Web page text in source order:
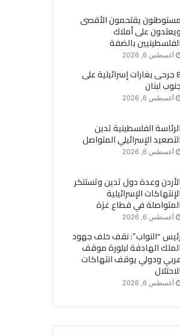
مستوطنون يقتحمون الأقصى
ويعتدون على أملاك
الفلسطينيين بالضفة
أغسطس 6, 2026
8 جرحى بغارات إسرائيلية على
جنوب لبنان
أغسطس 6, 2026
الرئاسة الفلسطينية تدين
التصعيد الإسرائيلي المتواصل
أغسطس 6, 2026
الأردن وعدة دول تدين وتستنكر
الإنتهاكات الإسرائيلية
المتواصلة في قطاع غزة
أغسطس 6, 2026
رئيس “النواب”: نقف خلف جهود
الملك الهادفة لبلورة موقف
عربي ودولي يوقف انتهاكات
الاحتلال
أغسطس 6, 2026